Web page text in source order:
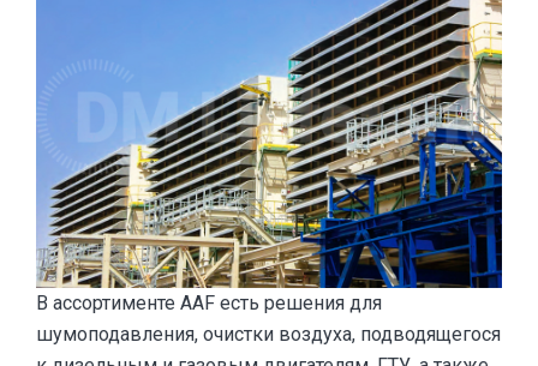
В ассортименте AAF есть решения для
шумоподавления, очистки воздуха, подводящегося